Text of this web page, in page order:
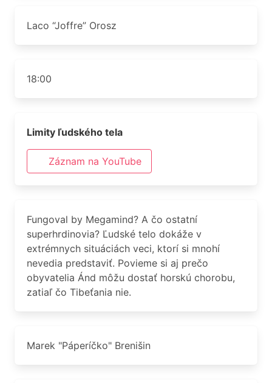
Laco “Joffre” Orosz
18:00
Limity ľudského tela
Záznam na YouTube
Fungoval by Megamind? A čo ostatní
superhrdinovia? Ľudské telo dokáže v
extrémnych situáciách veci, ktorí si mnohí
nevedia predstaviť. Povieme si aj prečo
obyvatelia Ánd môžu dostať horskú chorobu,
zatiaľ čo Tibeťania nie.
Marek "Páperíčko" Brenišin